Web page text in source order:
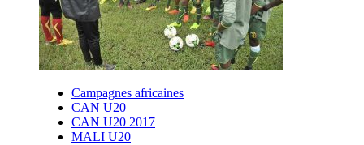
Campagnes africaines
CAN U20
CAN U20 2017
MALI U20